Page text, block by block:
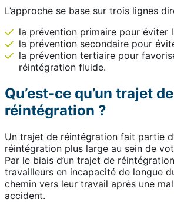
L’approche se base sur trois lignes
la prévention primaire pour éviter
la prévention secondaire pour
la prévention tertiaire pour
réintégration fluide.
Qu’est-ce qu’un trajet de
réintégration ?
Un trajet de réintégration fait partie
réintégration plus large au sein de
Par le biais d’un trajet de
travailleurs en incapacité de longue
chemin vers leur travail après une
accident.